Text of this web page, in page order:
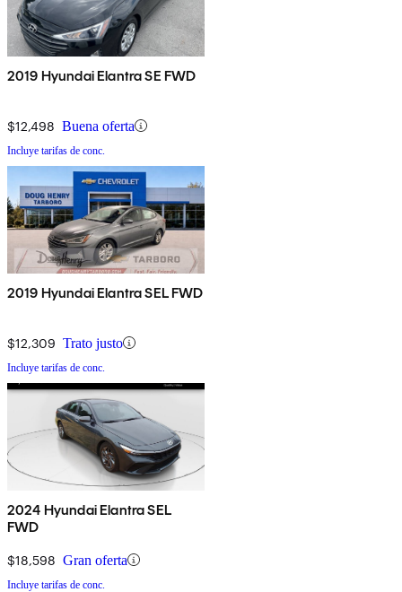
2019 Hyundai Elantra SE FWD
$12,498 Buena oferta
Incluye tarifas de conc.
2019 Hyundai Elantra SEL FWD
$12,309 Trato justo
Incluye tarifas de conc.
2024 Hyundai Elantra SEL
FWD
$18,598 Gran oferta
Incluye tarifas de conc.